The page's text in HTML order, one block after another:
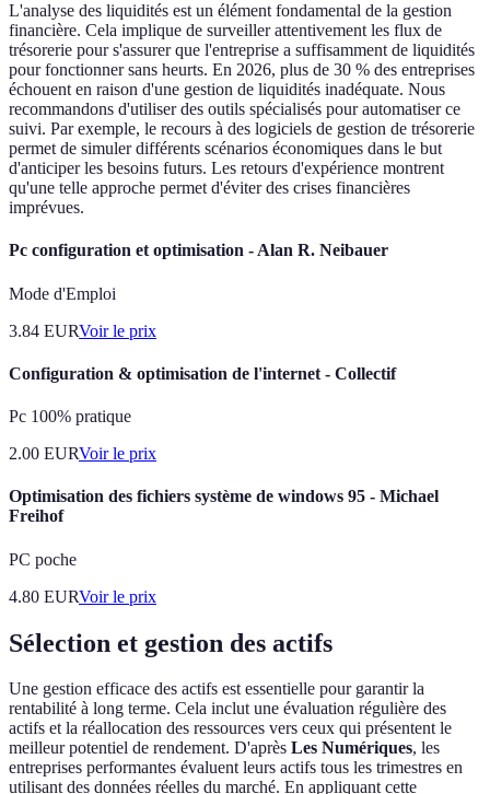
L'analyse des liquidités est un élément fondamental de la gestion
financière. Cela implique de surveiller attentivement les flux de
trésorerie pour s'assurer que l'entreprise a suffisamment de liquidités
pour fonctionner sans heurts. En 2026, plus de 30 % des entreprises
échouent en raison d'une gestion de liquidités inadéquate. Nous
recommandons d'utiliser des outils spécialisés pour automatiser ce
suivi. Par exemple, le recours à des logiciels de gestion de trésorerie
permet de simuler différents scénarios économiques dans le but
d'anticiper les besoins futurs. Les retours d'expérience montrent
qu'une telle approche permet d'éviter des crises financières
imprévues.
Pc configuration et optimisation - Alan R. Neibauer
Mode d'Emploi
3.84 EURVoir le prix
Configuration & optimisation de l'internet - Collectif
Pc 100% pratique
2.00 EURVoir le prix
Optimisation des fichiers système de windows 95 - Michael
Freihof
PC poche
4.80 EURVoir le prix
Sélection et gestion des actifs
Une gestion efficace des actifs est essentielle pour garantir la
rentabilité à long terme. Cela inclut une évaluation régulière des
actifs et la réallocation des ressources vers ceux qui présentent le
meilleur potentiel de rendement. D'après Les Numériques, les
entreprises performantes évaluent leurs actifs tous les trimestres en
utilisant des données réelles du marché. En appliquant cette